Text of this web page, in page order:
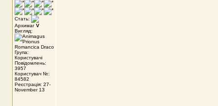
Стать:
Архимаг V
Вигляд:
Група:
Користувачі
Повідомлень:
3957
Користувач №:
84582
Реєстрація: 27-
November 13